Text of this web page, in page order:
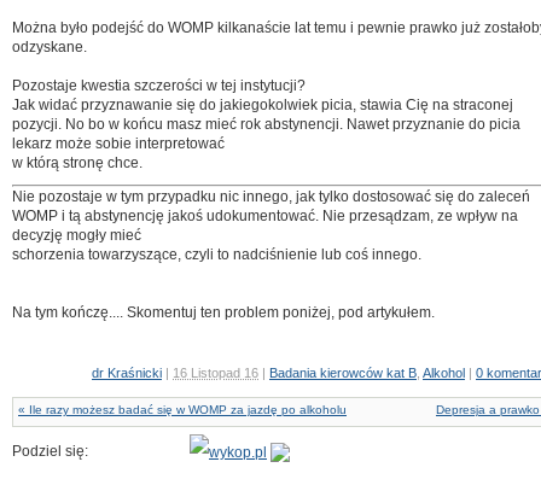
Można było podejść do WOMP kilkanaście lat temu i pewnie prawko już
odzyskane.
Pozostaje kwestia szczerości w tej instytucji?
Jak widać przyznawanie się do jakiegokolwiek picia, stawia Cię na straconej
pozycji. No bo w końcu masz mieć rok abstynencji. Nawet przyznanie do picia
lekarz może sobie interpretować
w którą stronę chce.
Nie pozostaje w tym przypadku nic innego, jak tylko dostosować się do zaleceń
WOMP i tą abstynencję jakoś udokumentować. Nie przesądzam, ze wpływ na
decyzję mogły mieć
schorzenia towarzyszące, czyli to nadciśnienie lub coś innego.
Na tym kończę.... Skomentuj ten problem poniżej, pod artykułem.
dr Kraśnicki 16 Listopad 16 Badania kierowców kat B, Alkohol 0
« Ile razy możesz badać się w WOMP za jazdę po alkoholu Depresja a
Podziel się: